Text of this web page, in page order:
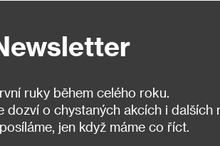
ruky během celého roku.
dozví o chystaných akcích i dalších
jen když máme co říct.